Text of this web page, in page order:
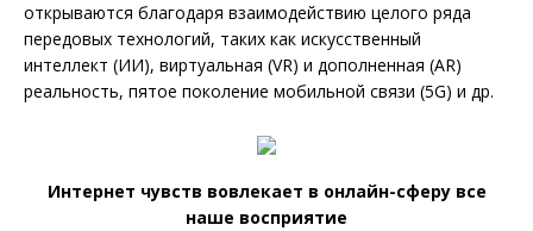
открываются благодаря взаимодействию целого ряда
передовых технологий, таких как искусственный
интеллект (ИИ), виртуальная (VR) и дополненная (AR)
реальность, пятое поколение мобильной связи (5G) и др.
Интернет чувств вовлекает в онлайн-сферу все
наше восприятие